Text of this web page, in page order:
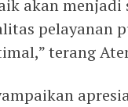
akan
pelayanan
terang